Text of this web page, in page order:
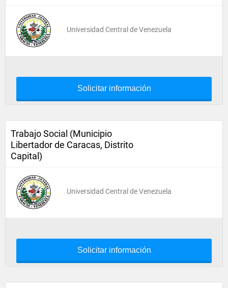
Universidad Central de Venezuela
Solicitar información
Trabajo Social (Municipio
Libertador de Caracas, Distrito
Capital)
Universidad Central de Venezuela
Solicitar información